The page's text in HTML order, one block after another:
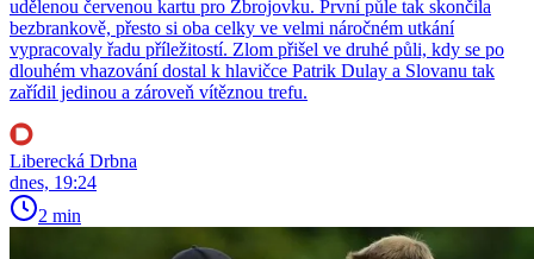
udělenou červenou kartu pro Zbrojovku. První půle tak skončila
bezbrankově, přesto si oba celky ve velmi náročném utkání
vypracovaly řadu příležitostí. Zlom přišel ve druhé půli, kdy se po
dlouhém vhazování dostal k hlavičce Patrik Dulay a Slovanu tak
zařídil jedinou a zároveň vítěznou trefu.
Liberecká Drbna
dnes, 19:24
2 min